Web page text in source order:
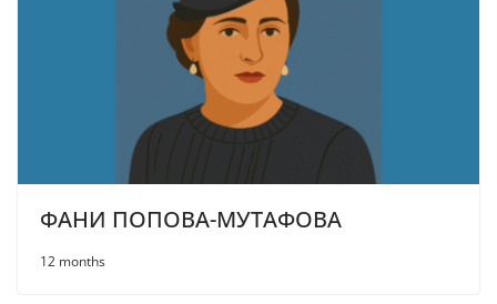
ФАНИ ПОПОВА-МУТАФОВА
12 months